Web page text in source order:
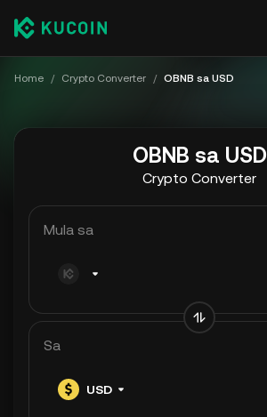
Home / Crypto Converter / OBNB sa USD
OBNB sa USD
Crypto Converter
Mula sa
Sa
USD